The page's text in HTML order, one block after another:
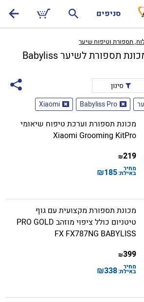
סניפים
תספורת וטיפוח שיער‏
מכונות תספורת מכונת תספורת לשיער Babyliss
סינון
Babyliss Pro
Xiaomi
מכונת תספורת וערכת טיפוח שיאומי
Xiaomi Grooming KitPro
219
₪
מחיר
באילת:185
₪
מכונת תספורת מקצועית עם גוף
טיטניום כולל ציפוי מוזהב PRO GOLD
FX FX787NG BABYLISS
399
₪
מחיר
באילת:338
₪